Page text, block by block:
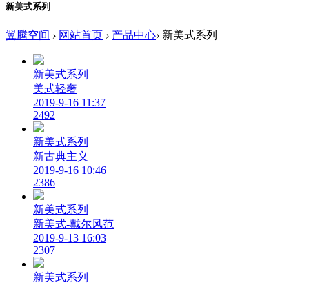
新美式系列
翼腾空间 › 网站首页 › 产品中心› 新美式系列
新美式系列
美式轻奢
2019-9-16 11:37
2492
新美式系列
新古典主义
2019-9-16 10:46
2386
新美式系列
新美式-戴尔风范
2019-9-13 16:03
2307
新美式系列